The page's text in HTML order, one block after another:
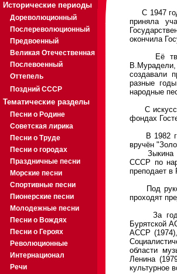
Исторические периоды
Дореволюционный
Послереволюционный
Предвоенный
Великая Отечественная
Послевоенный
Оттепель
Поздний СССР
Тематические разделы
Песни о Родине
Советская лирика
Песни о Труде
Песни о городах
Праздничные песни
Морские песни
Спортивные песни
Пионерские песни
Молодежные песни
Песни о Вождях
Песни о Героях
Революционные
Интернационал
Речи
С 1947
приняла
окончила
Её
создавали
разные
народные
С
фондах
В 1982
вручён
Зыкина
СССР по
преподает в
Под
проходят
За годы
Бурятской
АССР
области
Ленина
культурное